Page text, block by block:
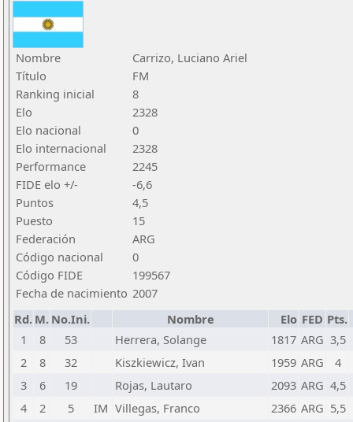
Nombre
Carrizo, Luciano Ariel
Título
FM
Ranking inicial
8
Elo
2328
Elo nacional
0
Elo internacional
2328
Performance
2245
FIDE elo +/-
-6,6
Puntos
4,5
Puesto
15
Federación
ARG
Código nacional
0
Código FIDE
199567
Fecha de nacimiento 2007
Rd. M. No.Ini. Nombre Elo FED Pts.
1
8 53 Herrera, Solange 1817 ARG 3,5
2
8 32 Kiszkiewicz, Ivan 1959 ARG
4
3
6 19 Rojas, Lautaro 2093 ARG 4,5
4
2 5 IM Villegas, Franco 2366 ARG 5,5